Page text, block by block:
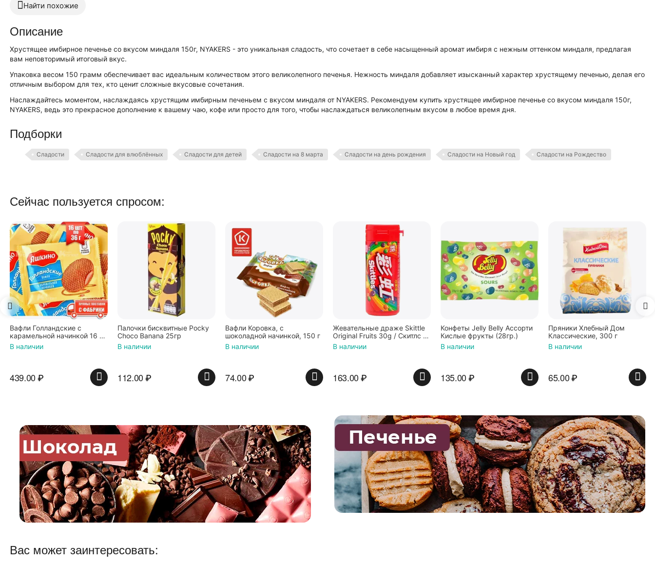
Найти похожие
Описание
Хрустящее имбирное печенье со вкусом миндаля 150г, NYAKERS - это уникальная сладость, что сочетает в себе насыщенный аромат имбиря с нежным оттенком миндаля, предлагая
вам неповторимый итоговый вкус.
Упаковка весом 150 грамм обеспечивает вас идеальным количеством этого великолепного печенья. Нежность миндаля добавляет изысканный характер хрустящему печенью, делая его
отличным выбором для тех, кто ценит сложные вкусовые сочетания.
Наслаждайтесь моментом, наслаждаясь хрустящим имбирным печеньем с вкусом миндаля от NYAKERS. Рекомендуем купить хрустящее имбирное печенье со вкусом миндаля 150г,
NYAKERS, ведь это прекрасное дополнение к вашему чаю, кофе или просто для того, чтобы наслаждаться великолепным вкусом в любое время дня.
Подборки
Сладости Сладости для влюблённых Сладости для детей Сладости на 8 марта Сладости на день рождения Сладости на Новый год Сладости на Рождество
Сейчас пользуется спросом:
Вафли Голландские с
карамельной начинкой 16 шт
по 36 г ТМ Яшкино
В наличии
439.00₽
Палочки бисквитные Pocky
Choco Banana 25гр
В наличии
112.00₽
Вафли Коровка, c
шоколадной начинкой, 150 г
В наличии
74.00₽
Жевательные драже Skittle
Original Fruits 30g / Скитлс со
вкусом фруктов 30гр в
красной банке
В наличии
163.00₽
Конфеты Jelly Belly Ассорти
Кислые фрукты (28гр.)
В наличии
135.00₽
Пряники Хлебный Дом
Классические, 300 г
В наличии
65.00₽
Вас может заинтересовать: